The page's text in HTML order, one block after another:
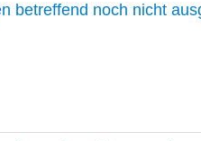
betreffend noch nicht